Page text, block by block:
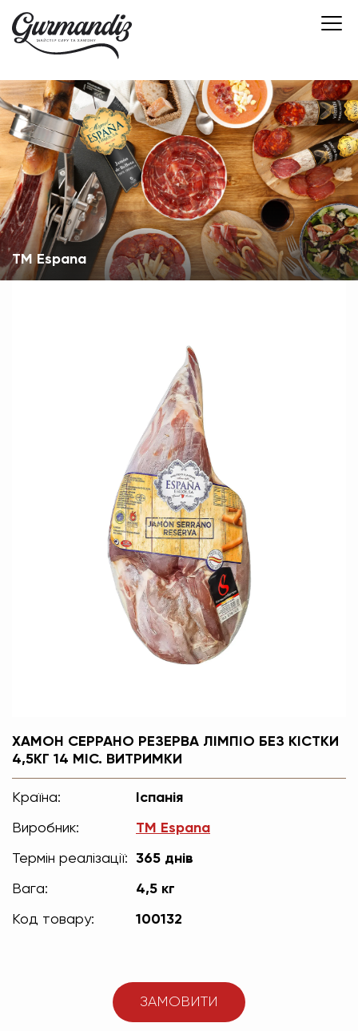
TM Espana
ХАМОН СЕРРАНО РЕЗЕРВА ЛІМПІО БЕЗ КІСТКИ
4,5КГ 14 МІС. ВИТРИМКИ
Країна: Іспанія
Виробник: TM Espana
Термін реалізації: 365 днів
Вага: 4,5 кг
Код товару: 100132
ЗАМОВИТИ